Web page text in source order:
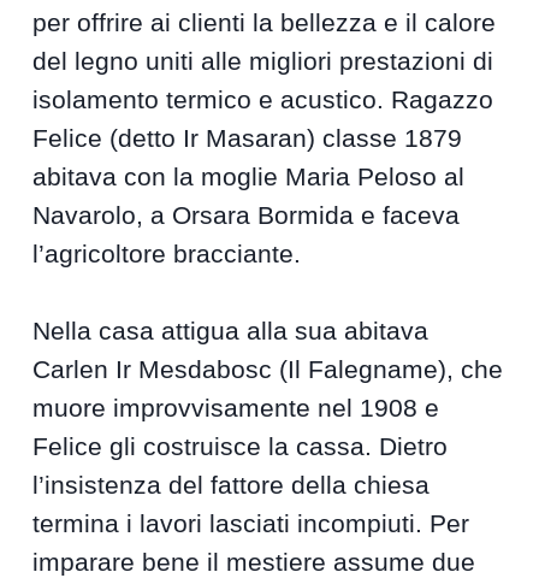
per offrire ai clienti la bellezza e il calore
del legno uniti alle migliori prestazioni di
isolamento termico e acustico. Ragazzo
Felice (detto Ir Masaran) classe 1879
abitava con la moglie Maria Peloso al
Navarolo, a Orsara Bormida e faceva
l’agricoltore bracciante.
Nella casa attigua alla sua abitava
Carlen Ir Mesdabosc (Il Falegname), che
muore improvvisamente nel 1908 e
Felice gli costruisce la cassa. Dietro
l’insistenza del fattore della chiesa
termina i lavori lasciati incompiuti. Per
imparare bene il mestiere assume due